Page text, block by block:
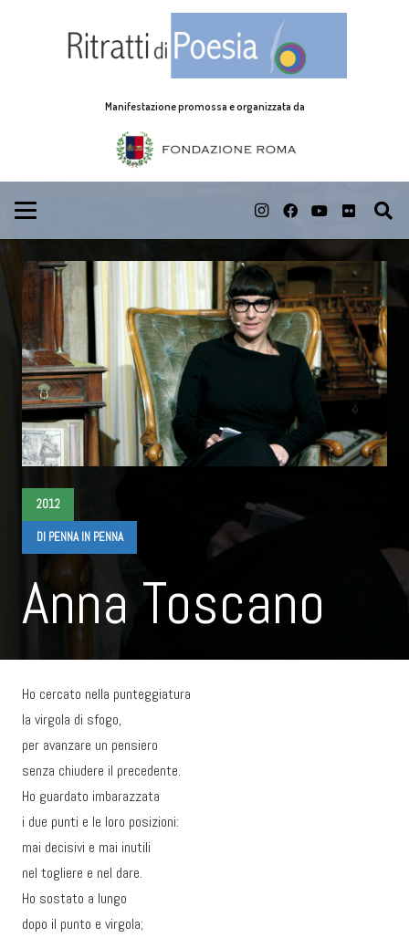
Manifestazione promossa e organizzata da
2012
DI PENNA IN PENNA
Anna Toscano
Ho cercato nella punteggiatura
la virgola di sfogo,
per avanzare un pensiero
senza chiudere il precedente.
Ho guardato imbarazzata
i due punti e le loro posizioni:
mai decisivi e mai inutili
nel togliere e nel dare.
Ho sostato a lungo
dopo il punto e virgola;